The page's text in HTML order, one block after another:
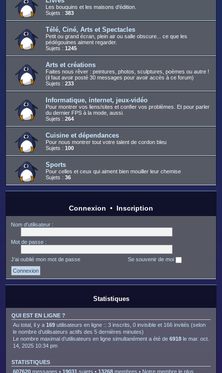
Les bouquins et les maisons d'édition.
Sujets : 383
Télé, Ciné, Arts et Spectacles
Petit ou grand écran, plein air ou salle obscure... ce que les
pédégouines aiment regarder.
Sujets : 1245
Arts et créations
Faites nous rêver : peintures, photos, sculptures, poèmes ou autre !
(il faut avoir posté 30 messages pour avoir accès à ce forum)
Sujets : 233
Informatique, internet, jeux-vidéo
Pour montrer vos liens/sites et confier vos problèmes. Et pour parler
du dernier FPS à la mode, aussi.
Sujets : 264
Cuisine et dépendances
Pour nous montrer tout votre talent de cordon bleu
Sujets : 100
Sports
Pour celles et ceux qui aiment bien mouiller leur chemise
Sujets : 36
Connexion • Inscription
Nom d’utilisateur :
Mot de passe :
J’ai oublié mon mot de passe Se souvenir de moi
Statistiques
QUI EST EN LIGNE ?
Au total, il y a 169 utilisateurs en ligne :: 3 inscrits, 0 invisible et 166 invités (selon
le nombre d’utilisateurs actifs des 5 dernières minutes)
Le nombre maximal d’utilisateurs en ligne simultanément a été de 6918 le mar. oct.
14, 2025 10:34 pm
STATISTIQUES
607620 messages • 19031 sujets • 13268 membres • Notre membre le plus